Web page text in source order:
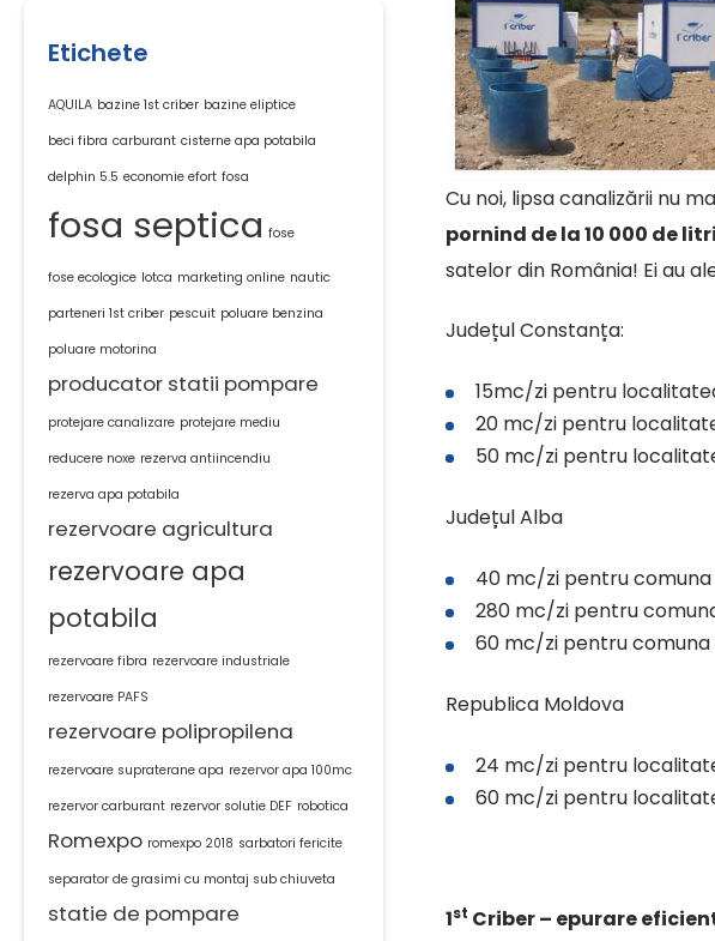
Etichete
AQUILA bazine 1st criber bazine eliptice
beci fibra carburant cisterne apa potabila
delphin 5.5 economie efort fosa
fosa septica fose
fose ecologice lotca marketing online nautic
parteneri 1st criber pescuit poluare benzina
poluare motorina
producator statii pompare
protejare canalizare protejare mediu
reducere noxe rezerva antiincendiu
rezerva apa potabila
rezervoare agricultura
rezervoare apa
potabila
rezervoare fibra rezervoare industriale
rezervoare PAFS
rezervoare polipropilena
rezervoare supraterane apa rezervor apa 100mc
rezervor carburant rezervor solutie DEF robotica
Romexpo romexpo 2018 sarbatori fericite
separator de grasimi cu montaj sub chiuveta
statie de pompare
Cu noi, lipsa canalizării nu
pornind de la 10 000 de
satelor din România! Ei au
Județul Constanța:
15mc/zi pentru
20 mc/zi pentru
50 mc/zi pentru
Județul Alba
40 mc/zi pentru
280 mc/zi pentru
60 mc/zi pentru
Republica Moldova
24 mc/zi pentru
60 mc/zi pentru
1st Criber – epurare